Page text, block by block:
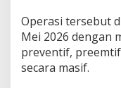
"
O
p
Operasi tersebut
Mei 2026 dengan
preventif,
secara masif.